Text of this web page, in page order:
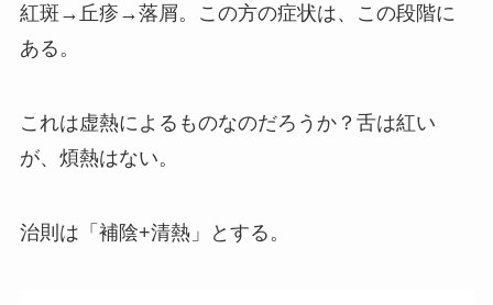
紅斑→丘疹→落屑。この方の症状は、この段階に
ある。
これは虚熱によるものなのだろうか？舌は紅い
が、煩熱はない。
治則は「補陰+清熱」とする。